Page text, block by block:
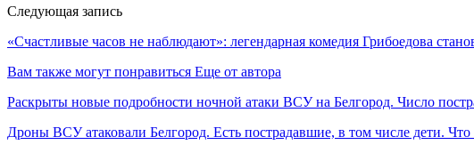
Следующая запись
«Счастливые часов не наблюдают»: легендарная комедия Грибоедова
Вам также могут понравиться Еще от автора
Раскрыты новые подробности ночной атаки ВСУ на Белгород. Число
Дроны ВСУ атаковали Белгород. Есть пострадавшие, в том числе дети. Что